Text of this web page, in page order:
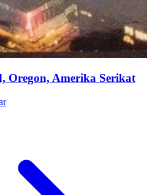
Oregon, Amerika Serikat